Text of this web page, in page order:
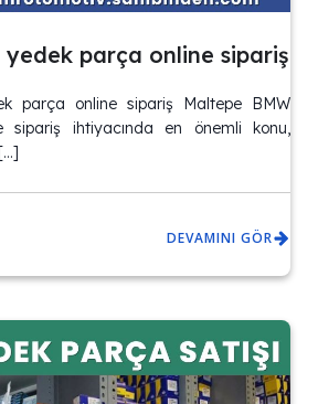
yedek parça online sipariş
parça online sipariş Maltepe BMW
sipariş ihtiyacında en önemli konu,
DEVAMINI GÖR